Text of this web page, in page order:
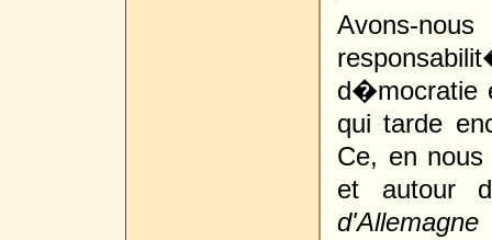
Avons-
d�mocratie
qui tarde
Ce, en
et autour
d'Allemagne